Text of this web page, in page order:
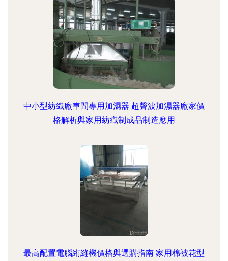
中小型紡織廠車間專用加濕器 超聲波加濕器廠家價
格解析與家用紡織制成品制造應用
最高配置電腦絎縫機價格與選購指南 家用棉被花型